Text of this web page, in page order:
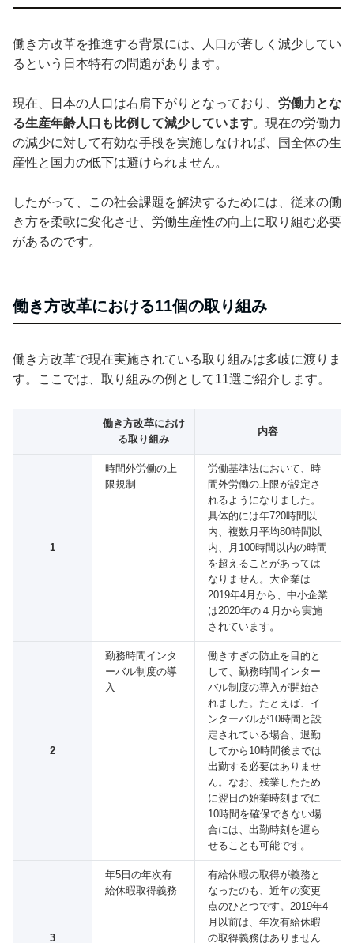
働き方改革を推進する背景には、人口が著しく減少してい
るという日本特有の問題があります。
現在、日本の人口は右肩下がりとなっており、 労働力とな
る生産年齢人口も比例して減少しています。現在の労働力
の減少に対して有効な手段を実施しなければ、国全体の生
産性と国力の低下は避けられません。
したがって、この社会課題を解決するためには、従来の働
き方を柔軟に変化させ、労働生産性の向上に取り組む必要
があるのです。
働き方改革における11個の取り組み
働き方改革で現在実施されている取り組みは多岐に渡りま
す。ここでは、取り組みの例として11選ご紹介します。
働き方改革におけ
る取り組み
内容
1
時間外労働の上
限規制
労働基準法において、時
間外労働の上限が設定さ
れるようになりました。
具体的には年720時間以
内、複数月平均80時間以
内、月100時間以内の時間
を超えることがあっては
なりません。大企業は
2019年4月から、中小企業
は2020年の４月から実施
されています。
2
勤務時間インタ
ーバル制度の導
入
働きすぎの防止を目的と
して、勤務時間インター
バル制度の導入が開始さ
れました。たとえば、イ
ンターバルが10時間と設
定されている場合、退勤
してから10時間後までは
出勤する必要はありませ
ん。なお、残業したため
に翌日の始業時刻までに
10時間を確保できない場
合には、出勤時刻を遅ら
せることも可能です。
3
年5日の年次有
給休暇取得義務
有給休暇の取得が義務と
なったのも、近年の変更
点のひとつです。2019年4
月以前は、年次有給休暇
の取得義務はありません